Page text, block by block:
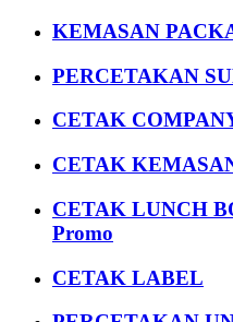
KEMASAN
PERCETAKAN
CETAK
CETAK
CETAK LUNCH
Promo
CETAK LABEL